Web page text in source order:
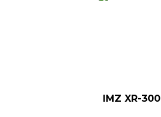
IMZ XR-300